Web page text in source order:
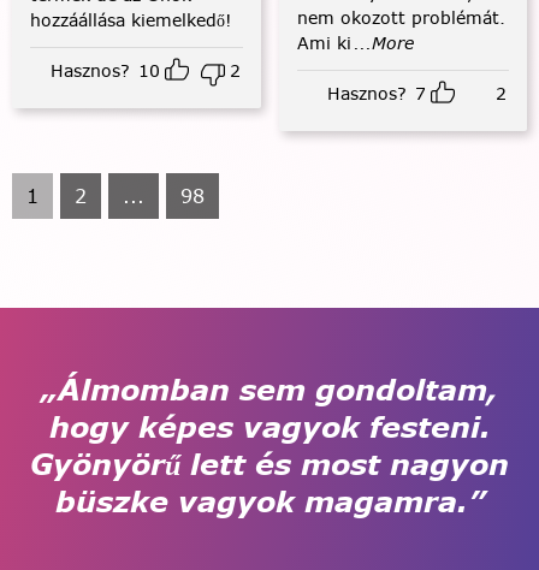
hozzáállása kiemelkedő!
Hasznos? 10 2
nem okozott problémát.
Ami ki ...More
Hasznos? 7 2
1 2 ... 98
„Álmomban sem gondoltam,
hogy képes vagyok festeni.
Gyönyörű lett és most nagyon
büszke vagyok magamra.”